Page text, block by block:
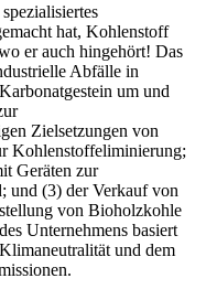
hat, Kohlenstoff
er auch hingehört! Das
Abfälle in
um und
Zielsetzungen von
Kohlenstoffeliminierung;
Geräten zur
und (3) der Verkauf von
von Bioholzkohle
Unternehmens basiert
und dem